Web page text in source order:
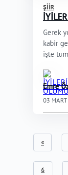
ŞIIR
Gerek
kabir
işte
Emre
03 MART
«
6